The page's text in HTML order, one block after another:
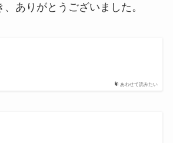
ありがとうございました。
あわせて読みたい